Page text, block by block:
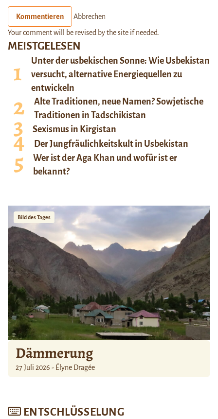
MEISTGELESEN
Unter der usbekischen Sonne: Wie Usbekistan
versucht, alternative Energiequellen zu
entwickeln
Alte Traditionen, neue Namen? Sowjetische
Traditionen in Tadschikistan
Sexismus in Kirgistan
Der Jungfräulichkeitskult in Usbekistan
Wer ist der Aga Khan und wofür ist er
bekannt?
Bild des Tages
Dämmerung
27 Juli 2026 - Élyne Dragée
ENTSCHLÜSSELUNG
Kommentieren Abbrechen
Your comment will be revised by the site if needed.